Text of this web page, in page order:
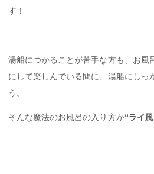
す！
湯船につかることが苦手な方も、お風
にして楽しんでいる間に、湯船にしっ
う。
そんな魔法のお風呂の入り方が“ライ